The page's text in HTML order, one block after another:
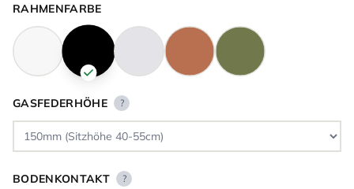
RAHMENFARBE
GASFEDERHÖHE ?
BODENKONTAKT ?